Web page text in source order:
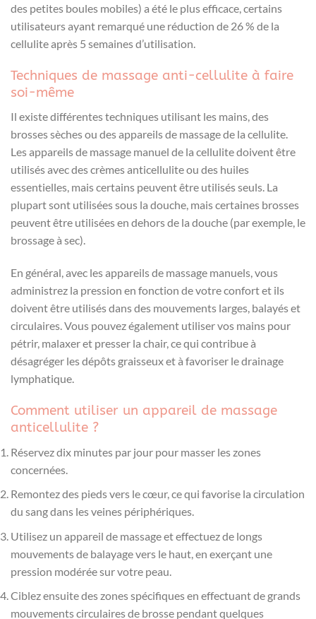
des petites boules mobiles) a été le plus efficace, certains
utilisateurs ayant remarqué une réduction de 26 % de la
cellulite après 5 semaines d’utilisation.
Techniques de massage anti-cellulite à faire
soi-même
Il existe différentes techniques utilisant les mains, des
brosses sèches ou des appareils de massage de la cellulite.
Les appareils de massage manuel de la cellulite doivent être
utilisés avec des crèmes anticellulite ou des huiles
essentielles, mais certains peuvent être utilisés seuls. La
plupart sont utilisées sous la douche, mais certaines brosses
peuvent être utilisées en dehors de la douche (par exemple, le
brossage à sec).
En général, avec les appareils de massage manuels, vous
administrez la pression en fonction de votre confort et ils
doivent être utilisés dans des mouvements larges, balayés et
circulaires. Vous pouvez également utiliser vos mains pour
pétrir, malaxer et presser la chair, ce qui contribue à
désagréger les dépôts graisseux et à favoriser le drainage
lymphatique.
Comment utiliser un appareil de massage
anticellulite ?
Réservez dix minutes par jour pour masser les zones
concernées.
Remontez des pieds vers le cœur, ce qui favorise la circulation
du sang dans les veines périphériques.
Utilisez un appareil de massage et effectuez de longs
mouvements de balayage vers le haut, en exerçant une
pression modérée sur votre peau.
Ciblez ensuite des zones spécifiques en effectuant de grands
mouvements circulaires de brosse pendant quelques